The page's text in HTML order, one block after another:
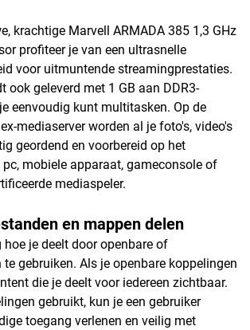
krachtige Marvell ARMADA 385 1,3 GHz
profiteer je van een ultrasnelle
voor uitmuntende streamingprestaties.
ook geleverd met 1 GB aan DDR3-
eenvoudig kunt multitasken. Op de
mediaserver worden al je foto's, video's
geordend en voorbereid op het
mobiele apparaat, gameconsole of
mediaspeler.
en mappen delen
je deelt door openbare of
gebruiken. Als je openbare koppelingen
die je deelt voor iedereen zichtbaar.
gebruikt, kun je een gebruiker
toegang verlenen en veilig met